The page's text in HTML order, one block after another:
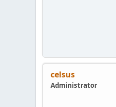
celsus
Administrator